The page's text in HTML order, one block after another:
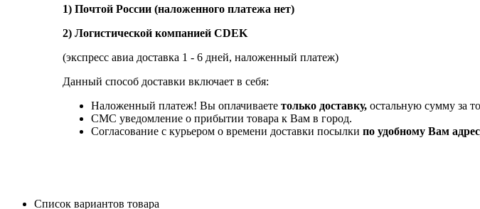
1) Почтой России (наложенного платежа нет)
2) Логистической компанией CDEK
(экспресс авиа доставка 1 - 6 дней, наложенный платеж)
Данный способ доставки включает в себя:
Наложенный платеж! Вы оплачиваете только доставку, остальную сумму за
СМС уведомление о прибытии товара к Вам в город.
Согласование с курьером о времени доставки посылки по удобному Вам
Список вариантов товара